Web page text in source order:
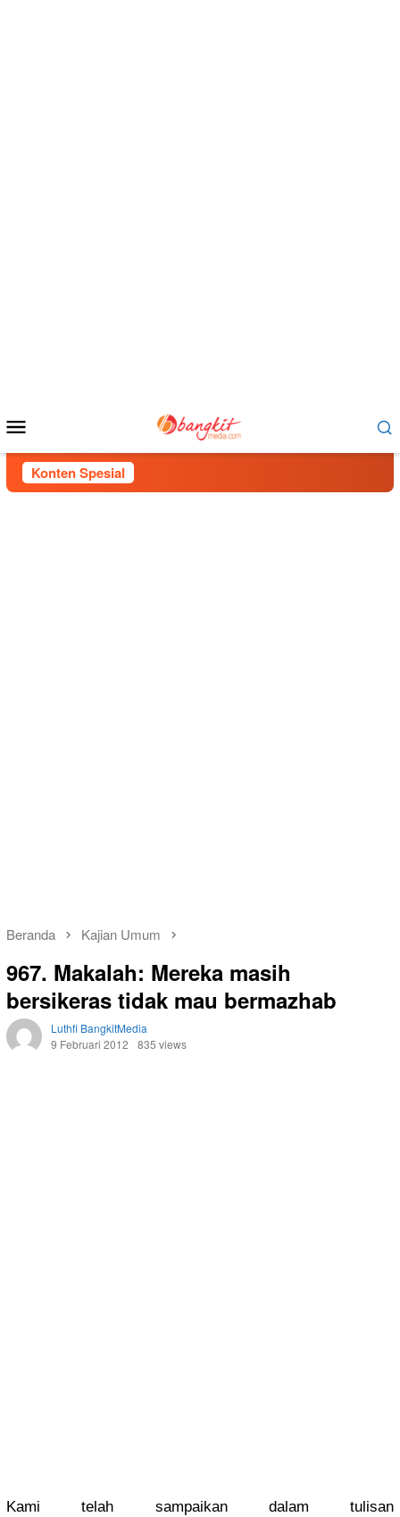
Mobile
Konten Spesial
Beranda Kajian Umum
967. Makalah: Mereka masih
bersikeras tidak mau bermazhab
Luthfi BangkitMedia
9 Februari 2012
835 views
Kami telah sampaikan dalam tulisan